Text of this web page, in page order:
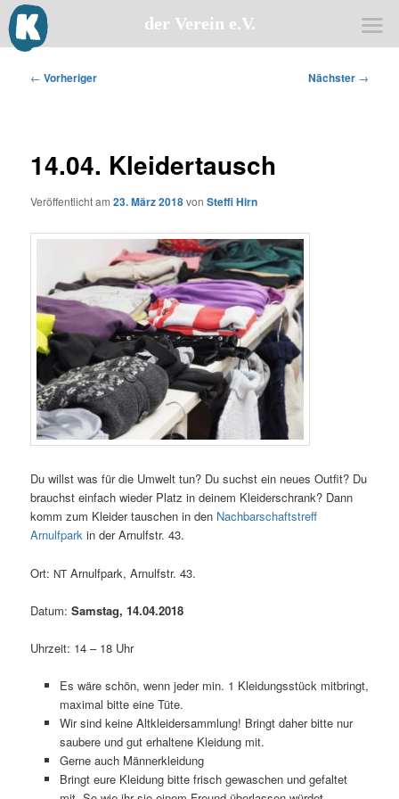
Zum
primärenBeitragsnavigation
← Vorheriger Nächster →
14.04. Kleidertausch
Veröffentlicht am23. März 2018vonSteffi Hirn
Du willst was für die Umwelt tun? Du suchst ein neu­es Out­fit? Du
brauchst ein­fach wie­der Platz in dei­nem Klei­der­schrank? Dann
komm zum Klei­der tau­schen in den Nach­bar­schafts­treff
Arnulfpark in der Arnulfstr. 43.
Ort:NT Arnulfpark, Arnulfstr. 43.
Datum:Sams­tag, 14.04.2018
Uhr­zeit: 14 – 18 Uhr
Es wäre schön, wenn jeder min. 1 Klei­dungs­stück mit­bringt,
maxi­mal bit­te eine Tüte.
Wir sind kei­ne Alt­klei­der­samm­lung! Bringt daher bit­te nur
sau­be­re und gut erhal­te­ne Klei­dung mit.
Ger­ne auch Männerkleidung
Bringt eure Klei­dung bit­te frisch gewa­schen und gefal­tet
der Verein e.V.